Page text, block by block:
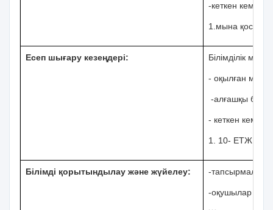
-кеткен
1.мына
Есеп шығару кезеңдері: Білімділік
- оқылған
-алғашқы
- кеткен
1. 10- ЕТЖ -
Білімді қорытындылау және жүйелеу: -
-оқушылар